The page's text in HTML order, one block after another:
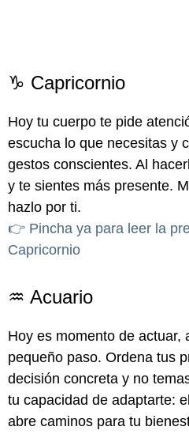
♑ Capricornio
Hoy tu cuerpo te pide
escucha lo que necesitas y
gestos conscientes. Al
y te sientes más presente.
hazlo por ti.
👉 Pincha ya para leer la
Capricornio
♒ Acuario
Hoy es momento de actuar,
pequeño paso. Ordena tus
decisión concreta y no
tu capacidad de adaptarte:
abre caminos para tu